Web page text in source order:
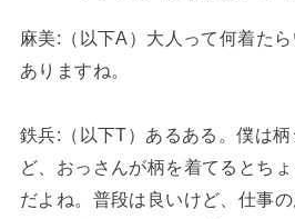
麻美:（以下A）大人って何着た
ありますね。
鉄兵: （以下T）あるある。僕は
ど、おっさんが柄を着てるとち
だよね。普段は良いけど、仕事